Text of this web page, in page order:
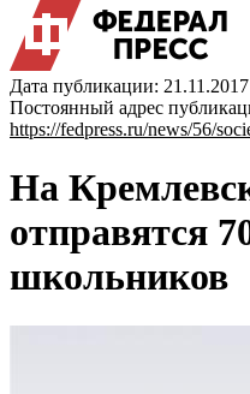
Дата публикации:
Постоянный адрес
https://fedpress.ru/news/56/
На
отправятся
школьников